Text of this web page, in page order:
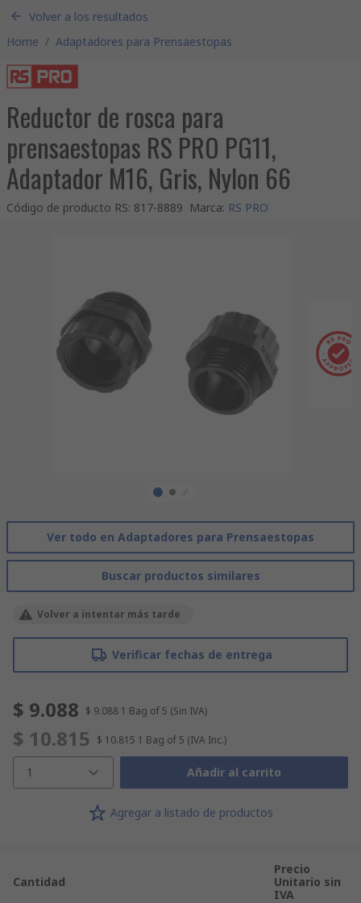
Volver a los resultados
Home / Adaptadores para Prensaestopas
Reductor de rosca para
prensaestopas RS PRO PG11,
Adaptador M16, Gris, Nylon 66
Código de producto RS: 817-8889 Marca: RS PRO
Ver todo en Adaptadores para Prensaestopas
Buscar productos similares
Volver a intentar más tarde
Verificar fechas de entrega
$ 9.088 $ 9.088 1 Bag of 5 (Sin IVA)
$ 10.815 $ 10.815 1 Bag of 5 (IVA Inc.)
1 Añadir al carrito
Agregar a listado de productos
Cantidad
Precio
Unitario sin
IVA